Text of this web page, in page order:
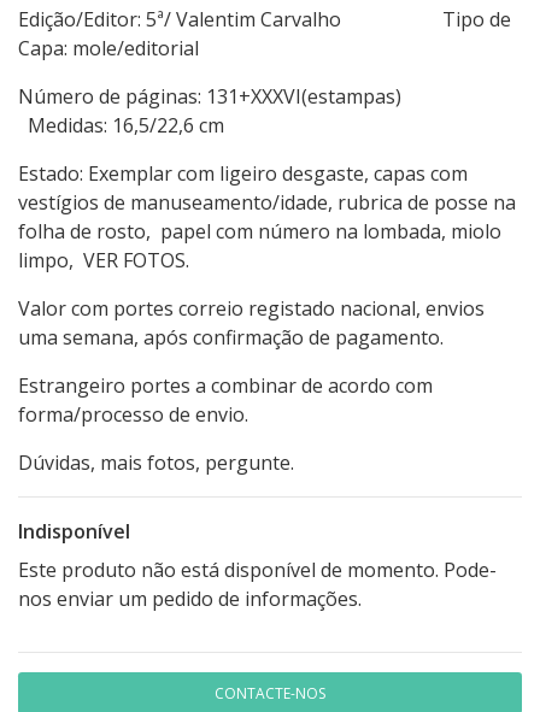
Edição/Editor: 5ª/ Valentim Carvalho Tipo de
Capa: mole/editorial
Número de páginas: 131+XXXVI(estampas)
Medidas: 16,5/22,6 cm
Estado: Exemplar com ligeiro desgaste, capas com
vestígios de manuseamento/idade, rubrica de posse na
folha de rosto, papel com número na lombada, miolo
limpo, VER FOTOS.
Valor com portes correio registado nacional, envios
uma semana, após confirmação de pagamento.
Estrangeiro portes a combinar de acordo com
forma/processo de envio.
Dúvidas, mais fotos, pergunte.
Indisponível
Este produto não está disponível de momento. Pode-
nos enviar um pedido de informações.
CONTACTE-NOS